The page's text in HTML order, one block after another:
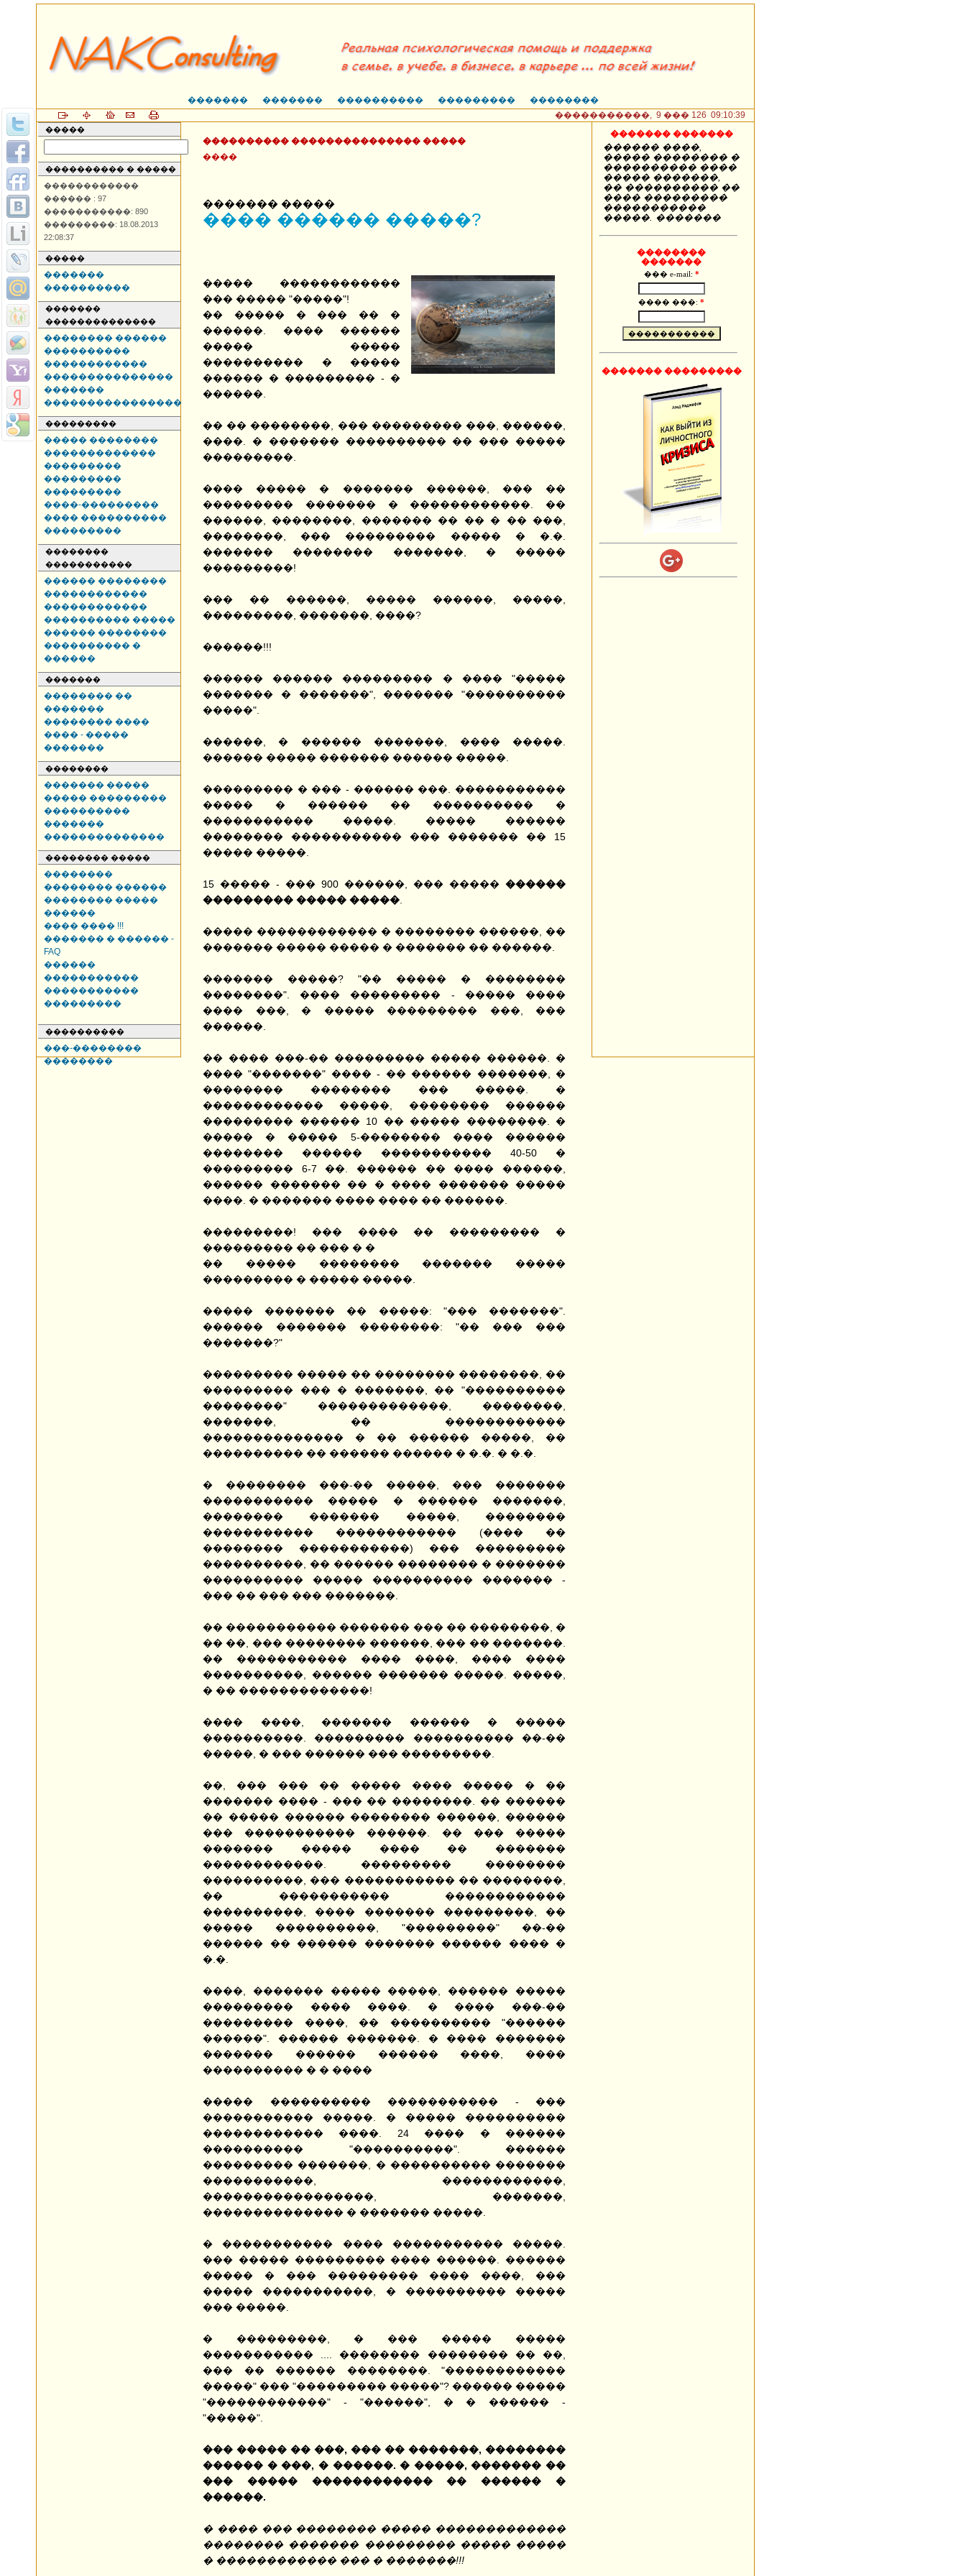
������� ������� ���������� ���������
��������
�����������, 9 ��� 126 09:10:40
�����
���������� � �����
������������
������ : 97
�����������: 890
���������: 18.08.2013
22:08:37
�����
�������
����������
�������
��������������
�������� ������
����������
������������
���������������
�������
����������������
���������
����� ��������
�������������
���������
���������
���������
����-���������
���� ����������
���������
��������
�����������
������ ��������
������������
������������
���������� �����
������ ��������
���������� �
������
�������
�������� ��
�������
�������� ����
���� - �����
�������
��������
������� �����
����� ���������
����������
�������
��������������
�������� �����
��������
�������� ������
�������� �����
������
���� ���� !!!
������� � ������ -
FAQ
������
�����������
�����������
���������
����������
���-��������
��������
������� �������
������ ����,
����� �������� �
���������� ����
����� �������,
�� ���������� ��
���� ���������
�����������
�����. �������
��������
�������
��� e-mail: *
���� ���: *
������� ���������
���������� ��������������� �����
����
������� �����
���� ������ �����?
����� ������������
��� ����� "�����"!
�� ����� � ��� �� �
������. ���� ������
����� �����
���������� � �����
������ � ��������� - �
������.
�� �� ��������, ��� ��������� ���, ������,
����. � ������� ���������� �� ��� �����
���������.
���� ����� � ������� ������, ��� ��
��������� ������� � ������������. ��
������, ��������, ������� �� �� � �� ���,
��������, ��� ��������� ����� � �.�.
������� �������� �������, � �����
���������!
��� �� ������, ����� ������, �����,
���������, �������, ����?
������!!!
������ ������ ��������� � ���� "�����
������� � �������", ������� "����������
�����".
������, � ������ �������, ���� �����.
������ ����� ������� ������ �����.
��������� � ��� - ������ ���. �����������
����� � ������ �� ���������� �
����������� �����. ����� ������
�������� ����������� ��� ������� �� 15
����� �����.
15 ����� - ��� 900 ������, ��� ����� ������
��������� ����� �����
����� ������������ � �������� ������, ��
������� ����� ����� � ������� �� ������.
������� �����? "�� ����� � ��������
��������". ���� ��������� - ����� ����
���� ���, � ����� ��������� ���, ���
������.
�� ���� ���-�� ��������� ����� ������. �
���� "�������" ���� - �� ������ �������, �
�������� �������� ��� �����. �
������������ �����, �������� ������
��������� ������ 10 �� ����� ��������. �
����� � ����� 5-�������� ���� ������
�������� ������ ����������� 40-50 �
��������� 6-7 ��. ������ �� ���� ������,
������ ������� �� � ���� ������� �����
����. � ������� ���� ���� �� ������.
���������! ��� ���� �� ��������� �
��������� �� ��� � �
�� ����� �������� ������� �����
��������� � ����� �����.
����� ������� �� �����: "��� �������".
������ ������� ��������: "�� ��� ���
�������?"
��������� ����� �� �������� ��������, ��
��������� ��� � �������, �� "����������
��������" �������������, ��������,
�������, �� ������������
�������������� � �� ������ �����, ��
���������� �� ������ ������ � �.�. � �.�.
� �������� ���-�� �����, ��� �������
����������� ����� � ������ �������,
�������� ������� �����, ��������
����������� ������������ (���� ��
�������� �����������) ��� ���������
����������, �� ������ �������� � �������
���������� ����� ���������� ������� -
��� �� ��� ��� �������.
�� ����������� ������� ��� �� ��������, �
�� ��, ��� �������� ������, ��� �� �������.
�� ����������� ���� ����, ���� ����
����������, ������ ������� �����. �����,
� �� �������������!
���� ����, ������� ������ � �����
����������. ��������� ���������� ��-��
�����, � ��� ������ ��� ���������.
��, ��� ��� �� ����� ���� ����� � ��
������� ���� - ��� �� ��������. �� ������
�� ����� ������ �������� ������, ������
��� ����������� ������. �� ��� �����
������� ����� ���� �� �������
������������. ��������� ��������
����������, ��� ����������� �� ��������,
�� ����������� ������������
����������, ���� ������� ���������, ��
����� ����������, "���������" ��-��
������ �� ������ ������� ������ ���� �
�.�.
����, ������� ����� �����, ������ �����
��������� ���� ����. � ���� ���-��
��������� ����, �� ���������� "������
������". ������ �������. � ���� �������
������� ������ ������ ����, ����
���������� � � ����
����� ���������� ����������� - ���
����������� �����. � ����� ����������
������������ ����. 24 ���� � ������
���������� "����������". ������
��������� �������, � ���������� �������
�����������, ������������,
�����������������, �������,
�������������� � ������� �����.
� ����������� ���� ����������� �����.
��� ����� ��������� ���� ������. ������
����� � ��� ��������� ���� ����, ���
����� �����������, � ���������� �����
��� �����.
� ���������, � ��� ����� �����
����������� .... �������� �������� �� ��,
��� �� ������ ��������. "������������
�����" ��� "��������� �����"? ������ �����
"������������" - "������", � � ������ -
"�����".
��� ����� �� ���, ��� �� �������, ��������
������ � ���, � ������. � �����, ������� ��
��� ����� ������������ �� ������ �
������.
� ���� ��� �������� ����� �������������
�������� ������� ��������� ����� �����
� ������������ ��� � �������!!!